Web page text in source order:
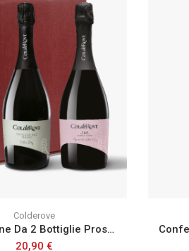
Colderove
Confezione Da 2 Bottiglie Prosecco Doc Spumante Extra Dry E Tre Spumante Rosé Extra Dry
20,90 €